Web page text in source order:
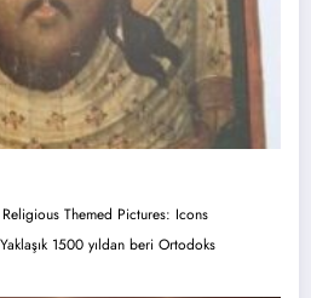
Themed Pictures: Icons
1500 yıldan beri Ortodoks